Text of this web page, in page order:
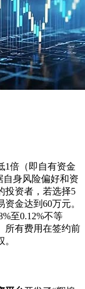
1倍（即自有资金
自身风险偏好和资
投资者，若选择5
金达到60万元。
至0.12%不等
所有费用在签约前